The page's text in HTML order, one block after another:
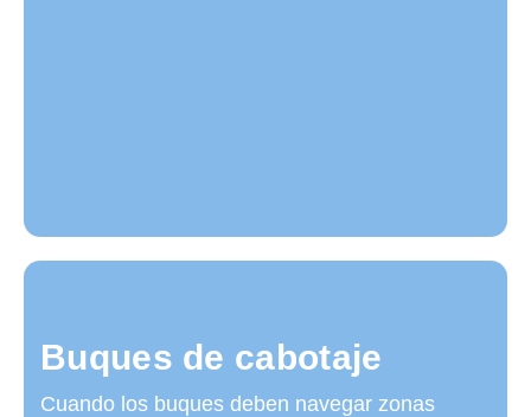
Buques de cabotaje
Cuando los buques deben navegar zonas